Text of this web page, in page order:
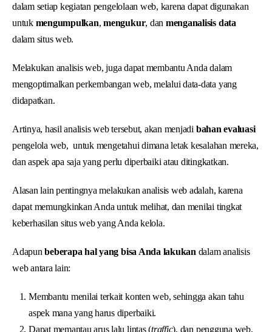
dalam setiap kegiatan pengelolaan web, karena dapat digunakan
untuk mengumpulkan,mengukur, dan menganalisis data
dalam situs web.
Melakukan analisis web, juga dapat membantu Anda dalam
mengoptimalkan perkembangan web, melalui data-data yang
didapatkan.
Artinya, hasil analisis web tersebut, akan menjadi bahan evaluasi
pengelola web, untuk mengetahui dimana letak kesalahan mereka,
dan aspek apa saja yang perlu diperbaiki atau ditingkatkan.
Alasan lain pentingnya melakukan analisis web adalah, karena
dapat memungkinkan Anda untuk melihat, dan menilai tingkat
keberhasilan situs web yang Anda kelola.
Adapunbeberapa hal yang bisa Anda lakukan dalam analisis
web antara lain:
Membantu menilai terkait konten web, sehingga akan tahu
aspek mana yang harus diperbaiki.
Dapat memantau arus lalu lintas (traffic), dan pengguna web.